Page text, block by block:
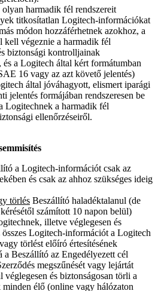
harmadik fél rendszereit
titkosítatlan Logitech-információkat
módon hozzáférhetnek azokhoz, a
kell végeznie a harmadik fél
biztonsági kontrolljainak
és a Logitech által kért formátumban
16 vagy az azt követő jelentés)
által jóváhagyott, elismert iparági
jelentés formájában rendszeresen be
Logitechnek a harmadik fél
ellenőrzéseiről.
a Logitech-információt csak az
és csak az ahhoz szükséges ideig
törlés Beszállító haladéktalanul (de
számított 10 napon belül)
illetve véglegesen és
Logitech-információt a Logitech
törlést előíró értesítésének
a Beszállító az Engedélyezett cél
megszűnését vagy lejártát
és biztonságosan törli a
élő (online vagy hálózaton